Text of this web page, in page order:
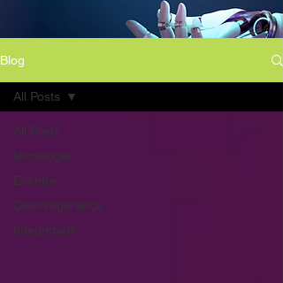
Blog
All Posts
tecnologia
Eventos
Cibersegurança
Integridade
All Posts